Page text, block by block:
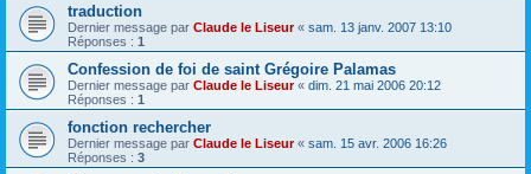
traduction
Dernier message par Claude le Liseur« sam. 13 janv. 2007 13:10
Réponses : 1
Confession de foi de saint Grégoire Palamas
Dernier message par Claude le Liseur« dim. 21 mai 2006 20:12
Réponses : 1
fonction rechercher
Dernier message par Claude le Liseur« sam. 15 avr. 2006 16:26
Réponses : 3